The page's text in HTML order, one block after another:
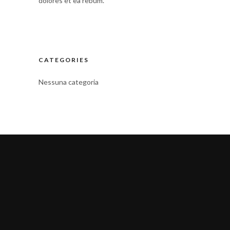
CATEGORIES
Nessuna categoria